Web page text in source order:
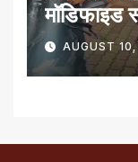
मॉडिफाइड
AUGUST